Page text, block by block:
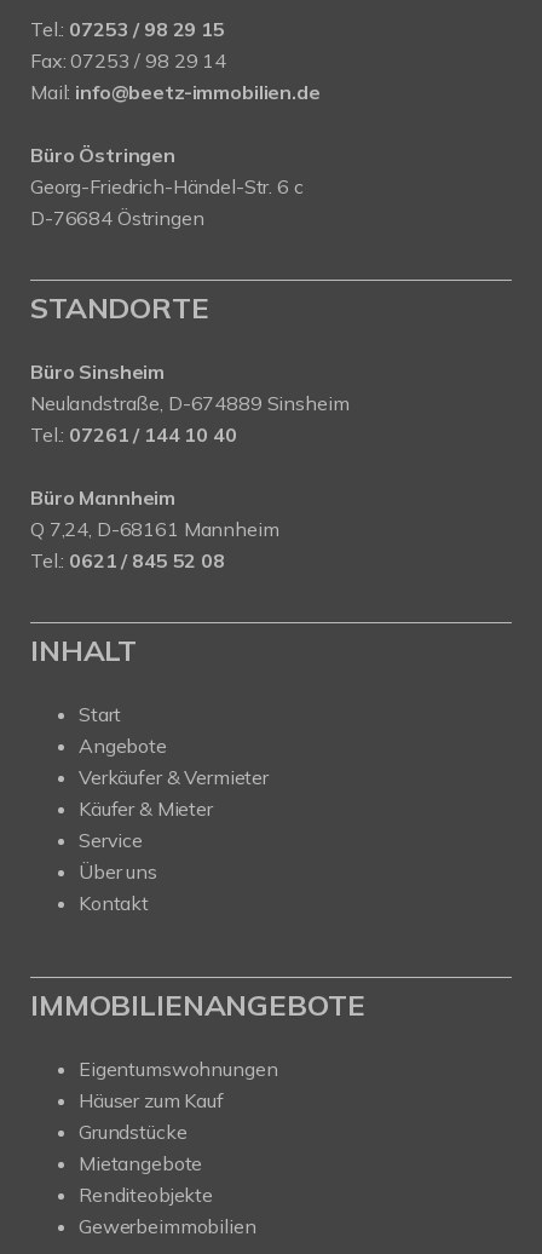
Tel.: 07253 / 98 29 15
Fax: 07253 / 98 29 14
Mail: info@beetz-immobilien.de
Büro Östringen
Georg-Friedrich-Händel-Str. 6 c
D-76684 Östringen
STANDORTE
Büro Sinsheim
Neulandstraße, D-674889 Sinsheim
Tel.: 07261 / 144 10 40
Büro Mannheim
Q 7,24, D-68161 Mannheim
Tel.: 0621 / 845 52 08
INHALT
Start
Angebote
Verkäufer & Vermieter
Käufer & Mieter
Service
Über uns
Kontakt
IMMOBILIENANGEBOTE
Eigentumswohnungen
Häuser zum Kauf
Grundstücke
Mietangebote
Renditeobjekte
Gewerbeimmobilien